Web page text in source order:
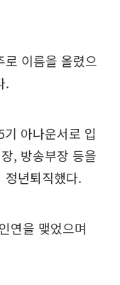
로 이름을 올렸으
.
아나운서로 입
, 방송부장 등을
정년퇴직했다.
연을 맺었으며